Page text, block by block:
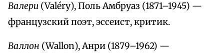
Валери (Valéry), Поль Амбруаз (1871–1945) —
французский поэт, эссеист, критик.
Валлон (Wallon), Анри (1879–1962) —